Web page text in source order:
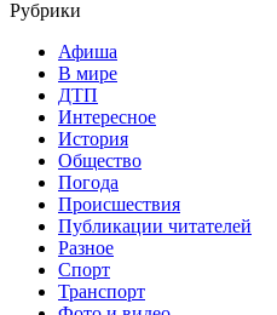
Рубрики
Афиша
В мире
ДТП
Интересное
История
Общество
Погода
Происшествия
Публикации читателей
Разное
Спорт
Транспорт